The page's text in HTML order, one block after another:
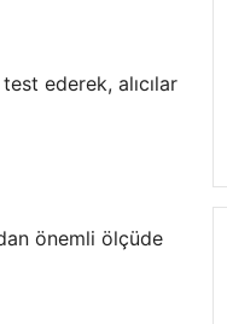
ederek, alıcılar
önemli ölçüde